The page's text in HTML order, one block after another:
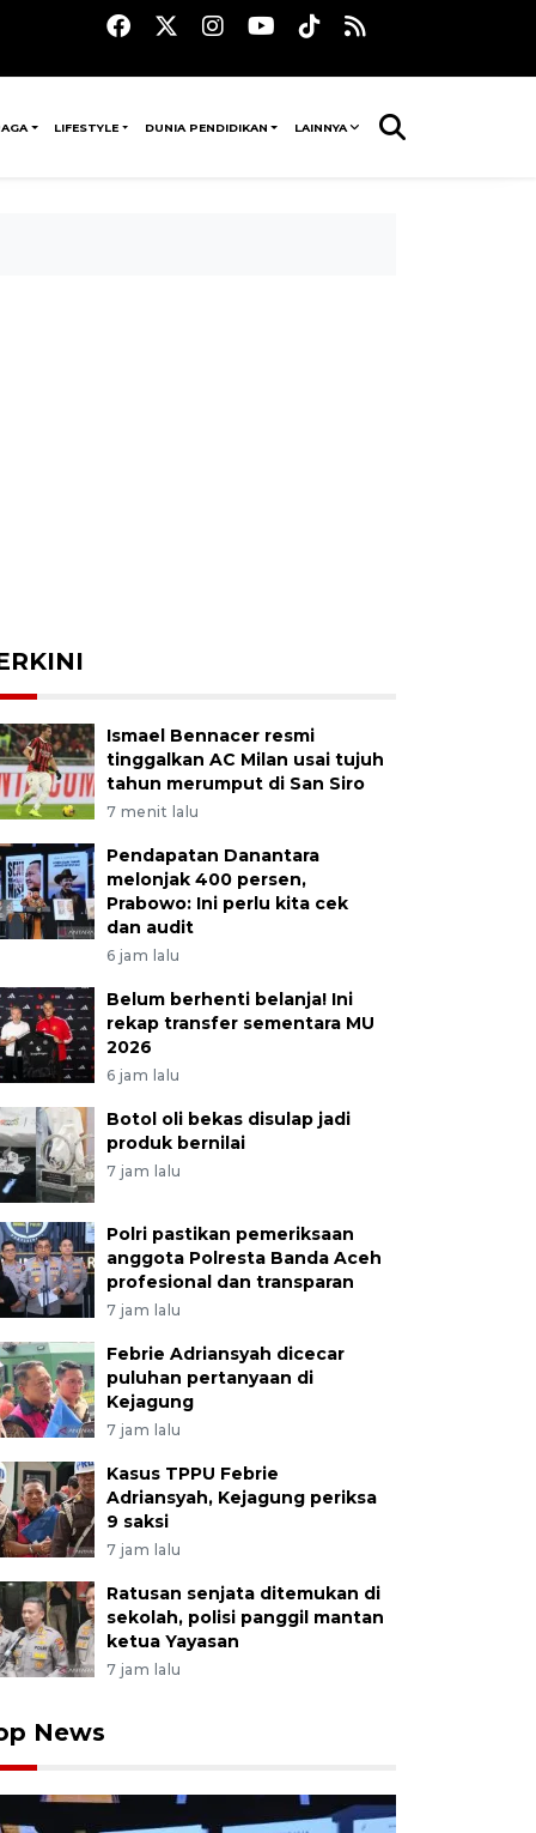
LIFESTYLE DUNIA PENDIDIKAN LAINNYA
Ismael Bennacer resmi
tinggalkan AC Milan usai tujuh
tahun merumput di San Siro
7 menit lalu
Pendapatan Danantara
melonjak 400 persen,
Prabowo: Ini perlu kita cek
dan audit
6 jam lalu
Belum berhenti belanja! Ini
rekap transfer sementara MU
2026
6 jam lalu
Botol oli bekas disulap jadi
produk bernilai
7 jam lalu
Polri pastikan pemeriksaan
anggota Polresta Banda Aceh
profesional dan transparan
7 jam lalu
Febrie Adriansyah dicecar
puluhan pertanyaan di
Kejagung
7 jam lalu
Kasus TPPU Febrie
Adriansyah, Kejagung periksa
9 saksi
7 jam lalu
Ratusan senjata ditemukan di
sekolah, polisi panggil mantan
ketua Yayasan
7 jam lalu
News